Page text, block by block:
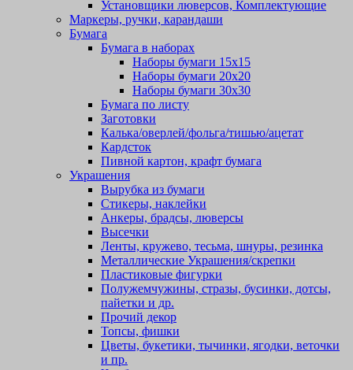
Установщики люверсов, Комплектующие
Маркеры, ручки, карандаши
Бумага
Бумага в наборах
Наборы бумаги 15х15
Наборы бумаги 20х20
Наборы бумаги 30х30
Бумага по листу
Заготовки
Калька/оверлей/фольга/тишью/ацетат
Кардсток
Пивной картон, крафт бумага
Украшения
Вырубка из бумаги
Стикеры, наклейки
Анкеры, брадсы, люверсы
Высечки
Ленты, кружево, тесьма, шнуры, резинка
Металлические Украшения/скрепки
Пластиковые фигурки
Полужемчужины, стразы, бусинки, дотсы,
пайетки и др.
Прочий декор
Топсы, фишки
Цветы, букетики, тычинки, ягодки, веточки
и пр.